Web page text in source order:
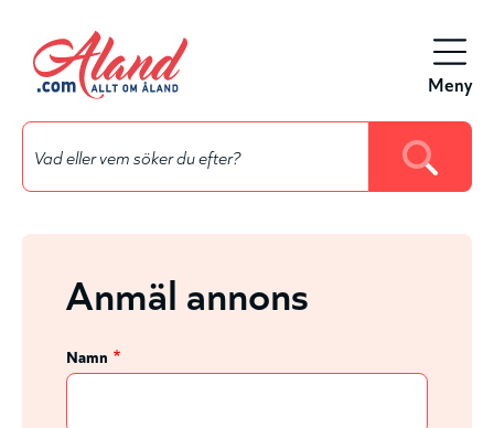
Hyppää
pääsisältöön
Meny
Anmäl annons
Namn